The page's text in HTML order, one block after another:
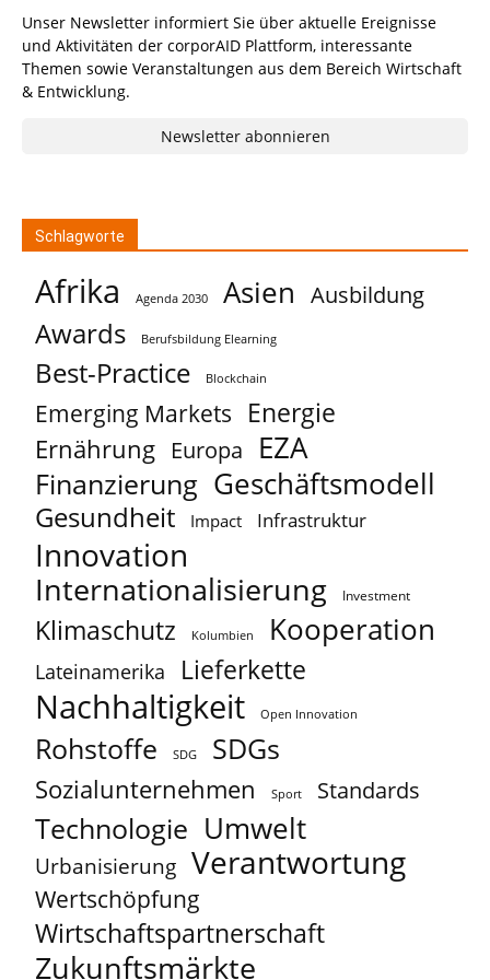
Unser Newsletter informiert Sie über aktuelle Ereignisse
und Aktivitäten der corporAID Plattform, interessante
Themen sowie Veranstaltungen aus dem Bereich Wirtschaft
& Entwicklung.
Newsletter abonnieren
Schlagworte
Afrika Agenda 2030 Asien Ausbildung
Awards Berufsbildung Elearning
Best-Practice Blockchain
Emerging Markets Energie
Ernährung Europa EZA
Finanzierung Geschäftsmodell
Gesundheit Impact Infrastruktur
Innovation
Internationalisierung Investment
Klimaschutz Kolumbien Kooperation
Lateinamerika Lieferkette
Nachhaltigkeit Open Innovation
Rohstoffe SDG SDGs
Sozialunternehmen Sport Standards
Technologie Umwelt
Urbanisierung Verantwortung
Wertschöpfung
Wirtschaftspartnerschaft
Zukunftsmärkte